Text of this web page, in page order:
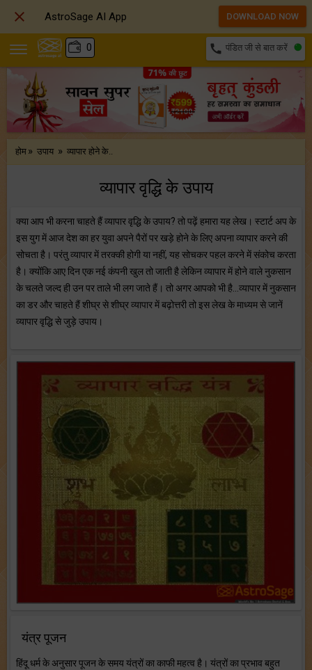
0 call पंडित जी से बात करें
होम » उपाय » व्यापार होने के..
व्यापार वृद्धि के उपाय
क्या आप भी करना चाहते हैं व्यापार वृद्धि के उपाय? तो पढ़ें हमारा यह लेख। स्टार्ट अप के
इस युग में आज देश का हर युवा अपने पैरों पर खड़े होने के लिए अपना व्यापार करने की
सोचता है। परंतु व्यापार में तरक्की होगी या नहीं, यह सोचकर पहल करने में संकोच करता
है। क्योंकि आए दिन एक नई कंपनी खुल तो जाती है लेकिन व्यापार में होने वाले नुकसान
के चलते जल्द ही उन पर ताले भी लग जाते हैं। तो अगर आपको भी है...व्यापार में नुकसान
का डर और चाहते हैं शीघ्र से शीघ्र व्यापार में बढ़ोत्तरी तो इस लेख के माध्यम से जानें
व्यापार वृद्धि से जुड़े उपाय।
यंत्र पूजन
हिंदू धर्म के अनुसार पूजन के समय यंत्रों का काफी महत्व है। यंत्रों का प्रभाव बहुत
 AstroSage AI App DOWNLOAD NOW